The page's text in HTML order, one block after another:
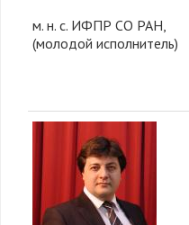
м. н. с. ИФПР СО РАН,
(молодой исполнитель)